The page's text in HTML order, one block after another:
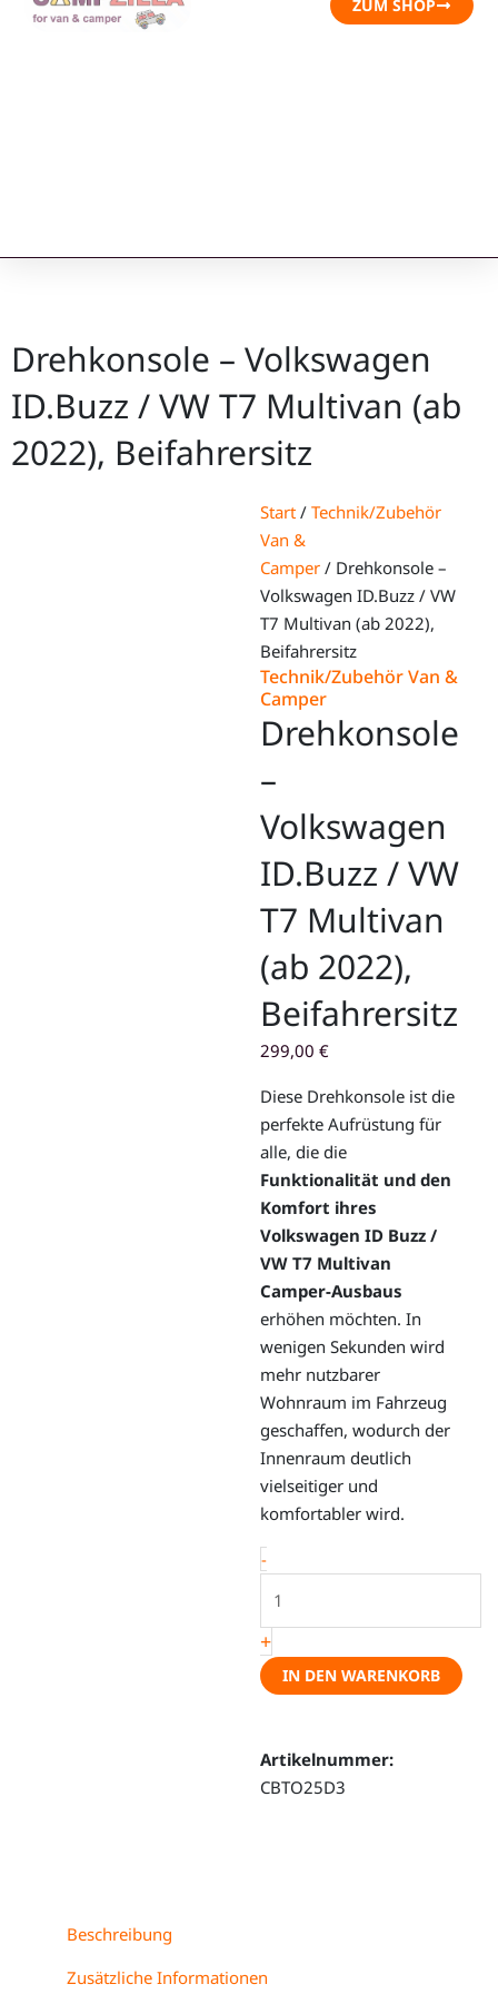
ZUM SHOP
Drehkonsole – Volkswagen
ID.Buzz / VW T7 Multivan (ab
2022), Beifahrersitz
Start / Technik/Zubehör
Van &
Camper / Drehkonsole –
Volkswagen ID.Buzz / VW
T7 Multivan (ab 2022),
Beifahrersitz
Technik/Zubehör Van &
Camper
Drehkonsole
–
Volkswagen
ID.Buzz / VW
T7 Multivan
(ab 2022),
Beifahrersitz
299,00 €
Diese Drehkonsole ist die
perfekte Aufrüstung für
alle, die die
Funktionalität und den
Komfort ihres
Volkswagen ID Buzz /
VW T7 Multivan
Camper-Ausbaus
erhöhen möchten. In
wenigen Sekunden wird
mehr nutzbarer
Wohnraum im Fahrzeug
geschaffen, wodurch der
Innenraum deutlich
vielseitiger und
komfortabler wird.
-Drehkonsole
Volkswagen
ID.Buzz
/
VW
Multivan
(ab
+
IN DEN WARENKORB
Artikelnummer:
CBTO25D3
Beschreibung
Zusätzliche Informationen